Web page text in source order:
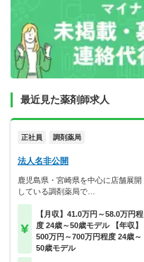
最近見た薬剤師求人
正社員 調剤薬局
法人名非公開
鹿児島県・宮崎県を中心に店舗展開
している調剤薬局で…
【月収】41.0万円～58.0万円程
度 24歳～50歳モデル 【年収】
500万円～700万円程度 24歳～
50歳モデル